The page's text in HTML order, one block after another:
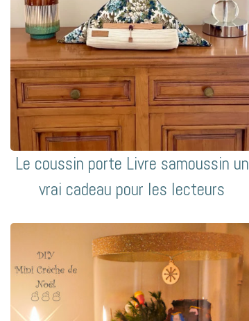
Le coussin porte Livre samoussin un
vrai cadeau pour les lecteurs